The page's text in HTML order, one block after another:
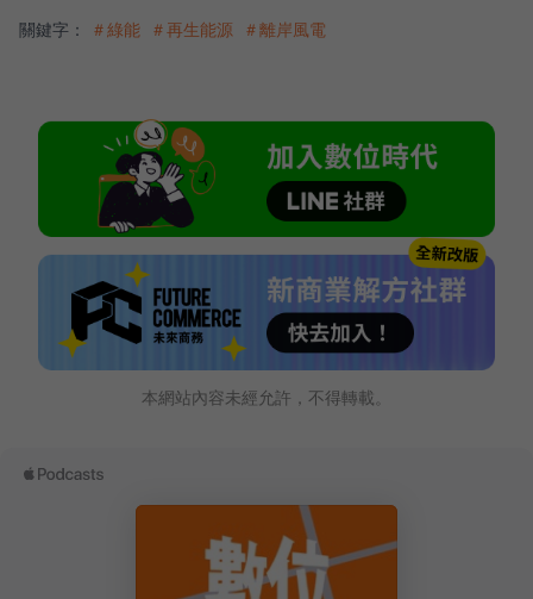
關鍵字： ＃綠能 ＃再生能源 ＃離岸風電
本網站內容未經允許，不得轉載。